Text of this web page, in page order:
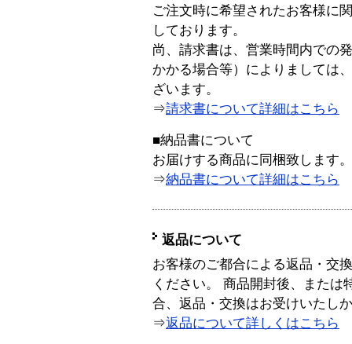
ご注文時に希望されたお客様に
しております。
尚、請求書は、営業時間内での
かかる場合等）によりましては
ざいます。
⇒請求書について詳細はこちら
■納品書について
お届けする商品に同梱致します。
⇒納品書について詳細はこちら
返品について
お客様のご都合による返品・交
ください。 商品開封後、または
合、返品・交換はお受けいたし
⇒返品について詳しくはこちら